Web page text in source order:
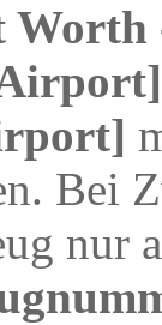
Bei
nur